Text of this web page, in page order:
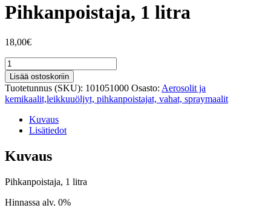
Pihkanpoistaja, 1 litra
18,00€
Pihkanpoistaja,
1
litra
määrä
Lisää ostoskoriin
Tuotetunnus (SKU): 101051000 Osasto: Aerosolit ja
kemikaalit,leikkuuöljyt, pihkanpoistajat, vahat, spraymaalit
Kuvaus
Lisätiedot
Kuvaus
Pihkanpoistaja, 1 litra
Hinnassa alv. 0%